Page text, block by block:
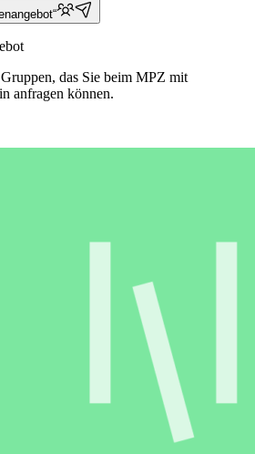
das Sie beim MPZ mit
anfragen können.